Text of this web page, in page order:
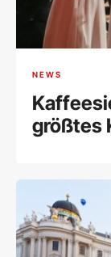
NEWS
größtes